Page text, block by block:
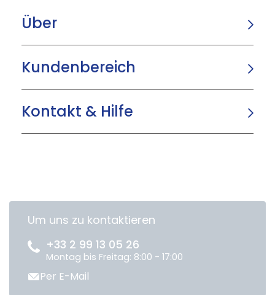
Über
Kundenbereich
Kontakt & Hilfe
Um uns zu kontaktieren
+33 2 99 13 05 26
Montag bis Freitag: 8:00 - 17:00
Per E-Mail